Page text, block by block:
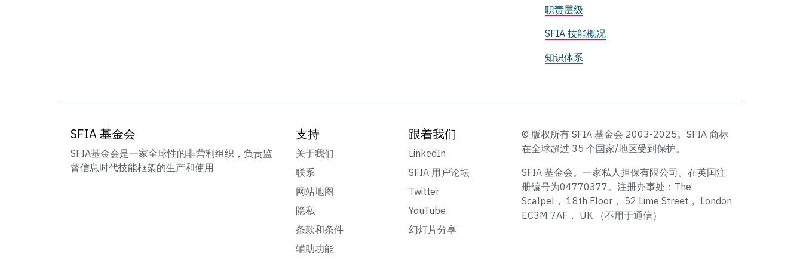
职责层级
SFIA 技能概况
知识体系
SFIA 基金会
SFIA基金会是一家全球性的非营利组织，负责监
督信息时代技能框架的生产和使用
支持
关于我们
联系
网站地图
隐私
条款和条件
辅助功能
跟着我们
LinkedIn
SFIA 用户论坛
Twitter
YouTube
幻灯片分享
© 版权所有 SFIA 基金会 2003-2025。SFIA 商标
在全球超过 35 个国家/地区受到保护。
SFIA 基金会。一家私人担保有限公司。在英国注
册编号为04770377。注册办事处：The
Scalpel， 18th Floor， 52 Lime Street， London
EC3M 7AF， UK （不用于通信）